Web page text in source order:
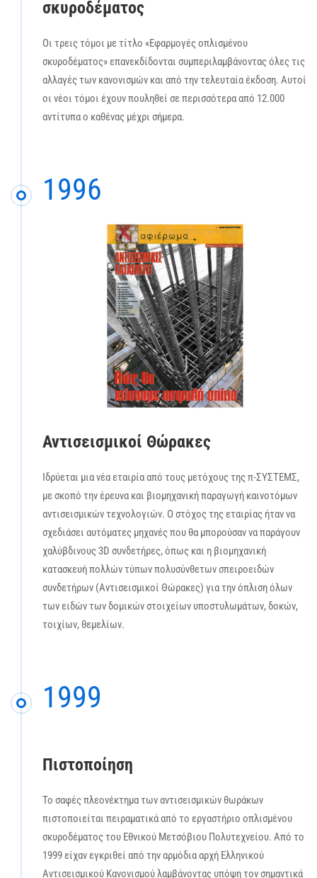
σκυροδέματος
Οι τρεις τόμοι με τίτλο «Εφαρμογές οπλισμένου
σκυροδέματος» επανεκδίδονται συμπεριλαμβάνοντας όλες τις
αλλαγές των κανονισμών και από την τελευταία έκδοση. Αυτοί
οι νέοι τόμοι έχουν πουληθεί σε περισσότερα από 12.000
αντίτυπα ο καθένας μέχρι σήμερα.
1996
Αντισεισμικοί Θώρακες
Ιδρύεται μια νέα εταιρία από τους μετόχους της π-ΣΥΣΤΕΜΣ,
με σκοπό την έρευνα και βιομηχανική παραγωγή καινοτόμων
αντισεισμικών τεχνολογιών. Ο στόχος της εταιρίας ήταν να
σχεδιάσει αυτόματες μηχανές που θα μπορούσαν να παράγουν
χαλύβδινους 3D συνδετήρες, όπως και η βιομηχανική
κατασκευή πολλών τύπων πολυσύνθετων σπειροειδών
συνδετήρων (Αντισεισμικοί Θώρακες) για την όπλιση όλων
των ειδών των δομικών στοιχείων υποστυλωμάτων, δοκών,
τοιχίων, θεμελίων.
1999
Πιστοποίηση
Το σαφές πλεονέκτημα των αντισεισμικών θωράκων
πιστοποιείται πειραματικά από το εργαστήριο οπλισμένου
σκυροδέματος του Εθνικού Μετσόβιου Πολυτεχνείου. Από το
1999 είχαν εγκριθεί από την αρμόδια αρχή Ελληνικού
Αντισεισμικού Κανονισμού λαμβάνοντας υπόψη τον σημαντικά